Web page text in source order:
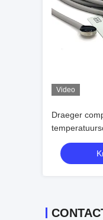
Video
Draeger